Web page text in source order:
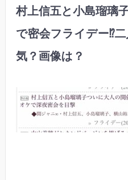
村上信五と小島瑠璃
で密会フライデー⁉︎
気？画像は？